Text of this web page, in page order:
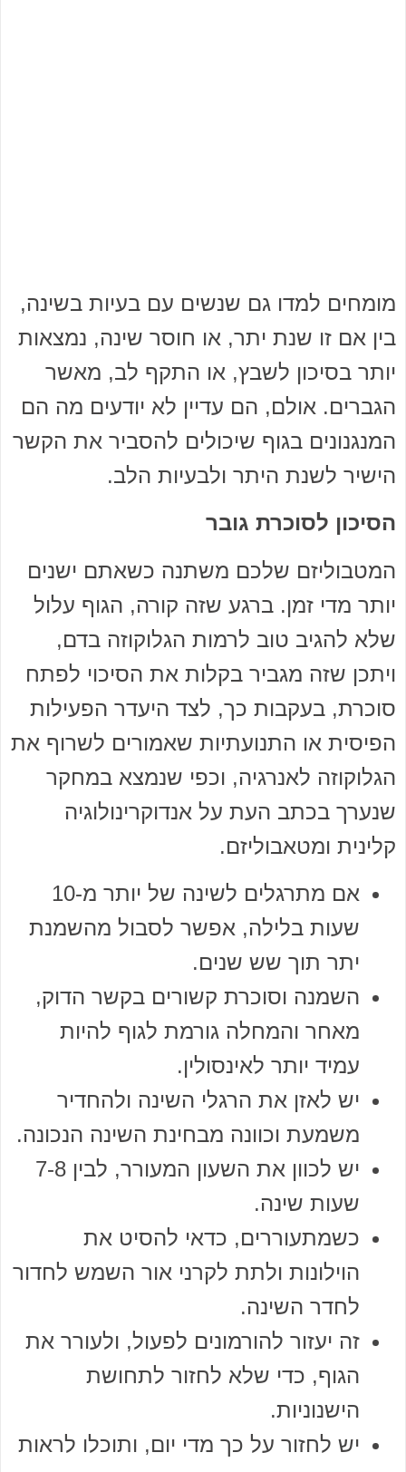
מומחים למדו גם שנשים עם בעיות בשינה,
בין אם זו שנת יתר, או חוסר שינה, נמצאות
יותר בסיכון לשבץ, או התקף לב, מאשר
הגברים. אולם, הם עדיין לא יודעים מה הם
המנגנונים בגוף שיכולים להסביר את הקשר
הישיר לשנת היתר ולבעיות הלב.
הסיכון לסוכרת גובר
המטבוליזם שלכם משתנה כשאתם ישנים
יותר מדי זמן. ברגע שזה קורה, הגוף עלול
שלא להגיב טוב לרמות הגלוקוזה בדם,
ויתכן שזה מגביר בקלות את הסיכוי לפתח
סוכרת, בעקבות כך, לצד היעדר הפעילות
הפיסית או התנועתיות שאמורים לשרוף את
הגלוקוזה לאנרגיה, וכפי שנמצא במחקר
שנערך בכתב העת על אנדוקרינולוגיה
קלינית ומטאבוליזם.
אם מתרגלים לשינה של יותר מ-10
שעות בלילה, אפשר לסבול מהשמנת
יתר תוך שש שנים.
השמנה וסוכרת קשורים בקשר הדוק,
מאחר והמחלה גורמת לגוף להיות
עמיד יותר לאינסולין.
יש לאזן את הרגלי השינה ולהחדיר
משמעת וכוונה מבחינת השינה הנכונה.
יש לכוון את השעון המעורר, לבין 7-8
שעות שינה.
כשמתעוררים, כדאי להסיט את
הוילונות ולתת לקרני אור השמש לחדור
לחדר השינה.
זה יעזור להורמונים לפעול, ולעורר את
הגוף, כדי שלא לחזור לתחושת
הישנוניות.
יש לחזור על כך מדי יום, ותוכלו לראות